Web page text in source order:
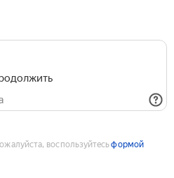
воспользуйтесьформой